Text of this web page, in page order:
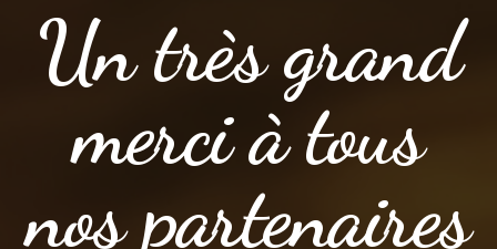
Un très grand
merci à tous
nos partenaires